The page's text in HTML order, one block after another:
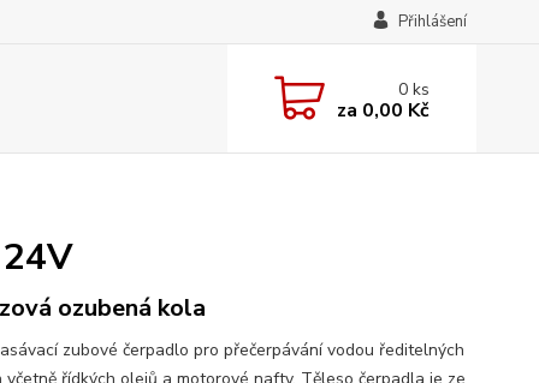
Přihlášení
0ks
za 0,00 Kč
ozubená kola
zubové čerpadlo pro přečerpávání vodou ředitelných